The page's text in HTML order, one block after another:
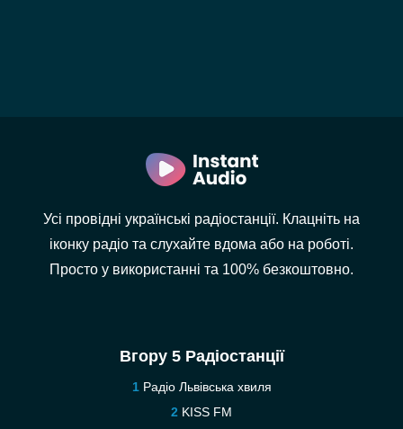
Усі провідні українські радіостанції. Клацніть на
іконку радіо та слухайте вдома або на роботі.
Просто у використанні та 100% безкоштовно.
Вгору 5 Радіостанції
Радіо Львівська хвиля
KISS FM